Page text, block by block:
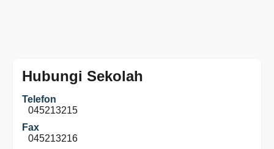
Hubungi Sekolah
Telefon
045213215
Fax
045213216